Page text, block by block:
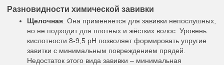
Разновидности химической завивки
Щелочная . Она применяется для завивки непослушных,
но не подходит для плотных и жёстких волос. Уровень
кислотности 8-9,5 pH позволяет формировать упругие
завитки с минимальным повреждением прядей.
Недостаток этого вида завивки – минимальная